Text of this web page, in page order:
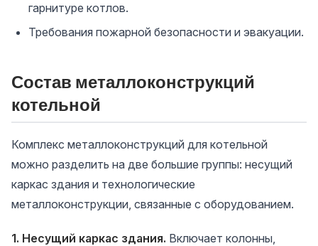
гарнитуре котлов.
Требования пожарной безопасности и эвакуации.
Состав металлоконструкций
котельной
Комплекс металлоконструкций для котельной
можно разделить на две большие группы: несущий
каркас здания и технологические
металлоконструкции, связанные с оборудованием.
1. Несущий каркас здания. Включает колонны,